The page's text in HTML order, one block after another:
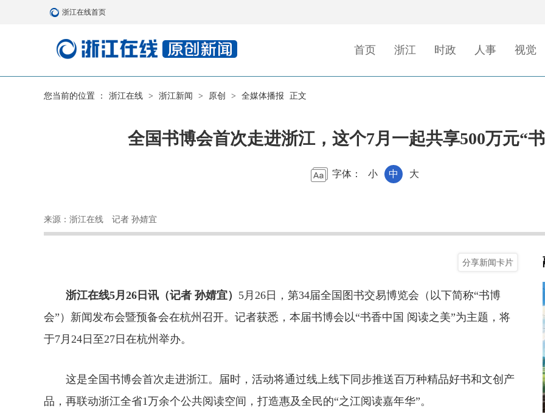
浙江在线首页
首页 浙江 时政 人事 视觉
您当前的位置 ： 浙江在线 > 浙江新闻 > 原创 > 全媒体播报 正文
全国书博会首次走进浙江，这个7月一起共享500万元“
字体： 小 中 大
来源：浙江在线 记者 孙婧宜
分享新闻卡片
浙江在线5月26日讯（记者 孙婧宜） 5月26日，第34届全国图书交易博览会（以下简称“书博
会”）新闻发布会暨预备会在杭州召开。记者获悉，本届书博会以“书香中国 阅读之美”为主题，将
于7月24日至27日在杭州举办。
这是全国书博会首次走进浙江。届时，活动将通过线上线下同步推送百万种精品好书和文创产
品，再联动浙江全省1万余个公共阅读空间，打造惠及全民的“之江阅读嘉年华”。